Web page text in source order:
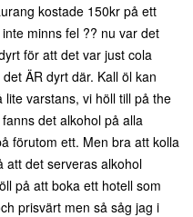
kostade 150kr på ett
minns fel ?? nu var det
för att det var just cola
ÄR dyrt där. Kall öl kan
lite varstans, vi höll till på the
det alkohol på alla
förutom ett. Men bra att kolla
att det serveras alkohol
på att boka ett hotell som
prisvärt men så såg jag i